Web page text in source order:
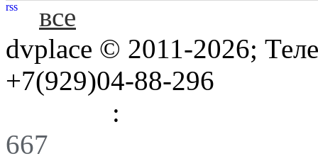
rss
все
dvplace © 2011-2026;
+7(929)04-88-296
:
667